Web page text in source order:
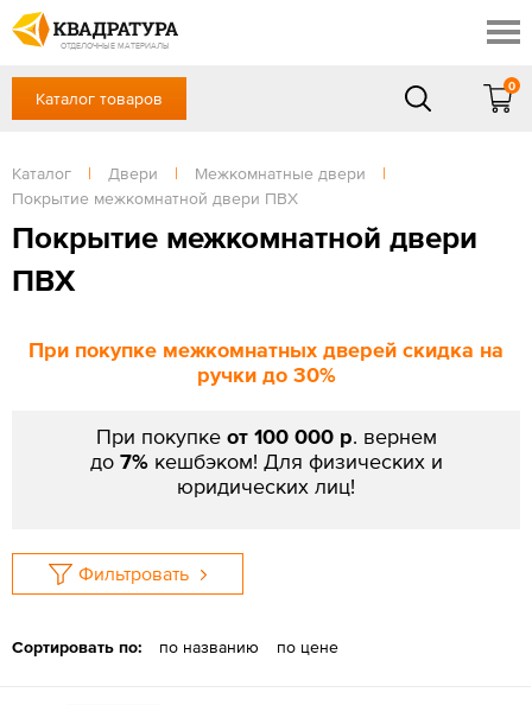
ОТДЕЛОЧНЫЕ МАТЕРИАЛЫ
Профи
Доставка и оплата
Готовые решения
Акции
Отзывы
+7 (391) 222-30-37
Сб, Вс — выходной
ЗАКАЗАТЬ ЗВОНОК
Вход / Регистрация
Каталог товаров
0
Каталог | Двери | Межкомнатные двери
|
Покрытие межкомнатной двери ПВХ
Покрытие межкомнатной двери
ПВХ
При покупке межкомнатных дверей скидка на
ручки до 30%
При покупке от 100 000 р. вернем
до 7% кешбэком! Для физических и
юридических лиц!
Фильтровать
Сортировать по: по названию по цене